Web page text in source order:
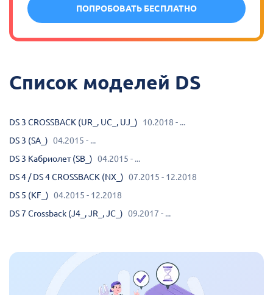
ПОПРОБОВАТЬ БЕСПЛАТНО
Список моделей DS
DS 3 CROSSBACK (UR_, UC_, UJ_)
10.2018 - ...
DS 3 (SA_) 04.2015 - ...
DS 3 Кабриолет (SB_) 04.2015 - ...
DS 4 / DS 4 CROSSBACK (NX_) 07.2015 - 12.2018
DS 5 (KF_) 04.2015 - 12.2018
DS 7 Crossback (J4_, JR_, JC_) 09.2017 - ...